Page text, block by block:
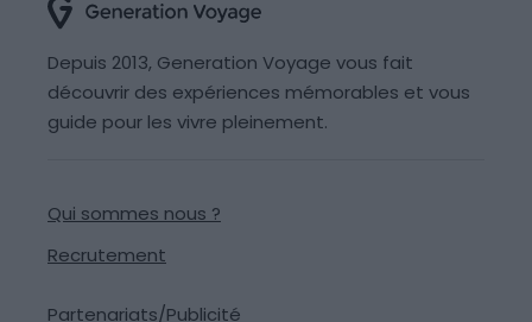
Depuis 2013, Generation Voyage vous fait
découvrir des expériences mémorables et vous
guide pour les vivre pleinement.
Qui sommes nous ?
Recrutement
Partenariats/Publicité